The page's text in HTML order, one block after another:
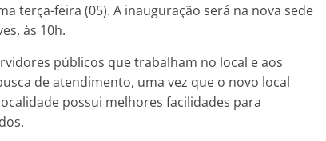
terça-feira (05). A inauguração será na nova sede
às 10h.
públicos que trabalham no local e aos
de atendimento, uma vez que o novo local
possui melhores facilidades para